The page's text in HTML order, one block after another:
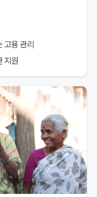
고용 관리
지원